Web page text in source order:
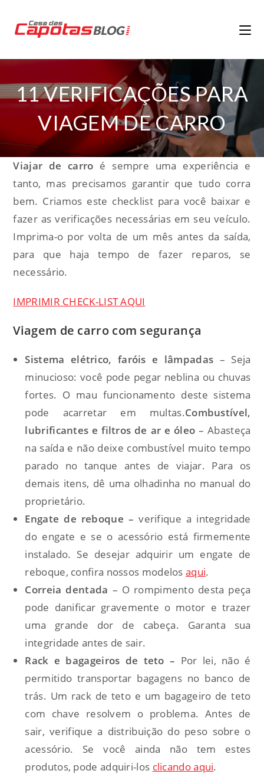
11 VERIFICAÇÕES PARA
VIAGEM DE CARRO
Viajar de carro é sempre uma experiência e
tanto, mas precisamos garantir que tudo corra
bem. Criamos este checklist para você baixar e
fazer as verificações necessárias em seu veículo.
Imprima-o por volta de um mês antes da saída,
para que haja tempo de fazer reparos, se
necessário.
IMPRIMIR CHECK-LIST AQUI
Viagem de carro com segurança
Sistema elétrico, faróis e lâmpadas – Seja
minucioso: você pode pegar neblina ou chuvas
fortes. O mau funcionamento deste sistema
pode acarretar em multas.Combustível,
lubrificantes e filtros de ar e óleo– Abasteça
na saída e não deixe combustível muito tempo
parado no tanque antes de viajar. Para os
demais itens, dê uma olhadinha no manual do
proprietário.
Engate de reboque –verifique a integridade
do engate e se o acessório está firmemente
instalado. Se desejar adquirir um engate de
reboque, confira nossos modelosaqui.
Correia dentada – O rompimento desta peça
pode danificar gravemente o motor e trazer
uma grande dor de cabeça. Garanta sua
integridade antes de sair.
Rack e bagageiros de teto – Por lei, não é
permitido transportar bagagens no banco de
trás. Um rack de teto e um bagageiro de teto
com chave resolvem o problema. Antes de
sair, verifique a distribuição do peso sobre o
acessório. Se você ainda não tem estes
produtos, pode adquiri-los clicando aqui.